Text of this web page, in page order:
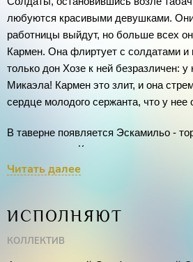
любуются красивыми девушками.
работницы выйдут, но больше всех
Кармен. Она флиртует с солдатами и
только дон Хозе к ней безразличен: у
Микаэла! Кармен это злит, и она
сердце молодого сержанта, что у нее
В таверне появляется Эскамильо -
свои куплеты. Как и многие мужчины,
однако он не представляет для
означает, что он должен вернуться в
Читать далее
ИСПОЛНЯЮТ
КОЛЛЕКТИВ